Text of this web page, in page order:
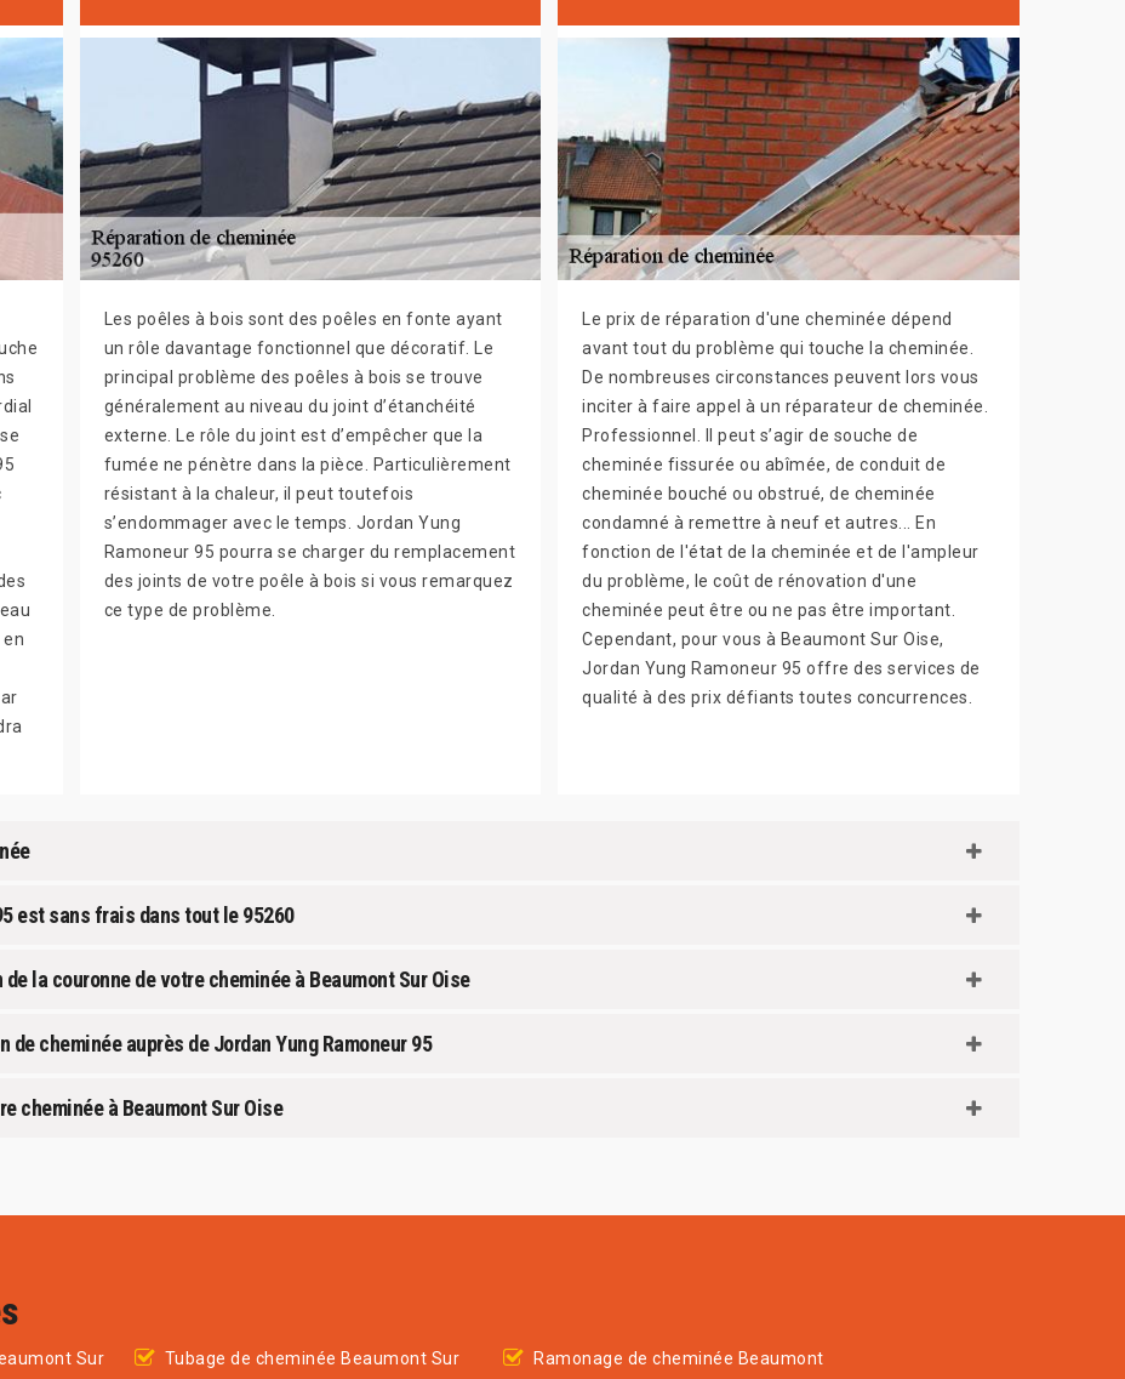
Les poêles à bois sont des poêles en fonte ayant
un rôle davantage fonctionnel que décoratif. Le
principal problème des poêles à bois se trouve
généralement au niveau du joint d’étanchéité
externe. Le rôle du joint est d’empêcher que la
fumée ne pénètre dans la pièce. Particulièrement
résistant à la chaleur, il peut toutefois
s’endommager avec le temps. Jordan Yung
Ramoneur 95 pourra se charger du remplacement
des joints de votre poêle à bois si vous remarquez
ce type de problème.
Le prix de réparation d'une cheminée dépend
avant tout du problème qui touche la cheminée.
De nombreuses circonstances peuvent lors vous
inciter à faire appel à un réparateur de cheminée.
Professionnel. Il peut s’agir de souche de
cheminée fissurée ou abîmée, de conduit de
cheminée bouché ou obstrué, de cheminée
condamné à remettre à neuf et autres... En
fonction de l'état de la cheminée et de l'ampleur
du problème, le coût de rénovation d'une
cheminée peut être ou ne pas être important.
Cependant, pour vous à Beaumont Sur Oise,
Jordan Yung Ramoneur 95 offre des services de
qualité à des prix défiants toutes concurrences.
est sans frais dans tout le 95260
la couronne de votre cheminée à Beaumont Sur Oise
cheminée auprès de Jordan Yung Ramoneur 95
cheminée à Beaumont Sur Oise
Sur
Tubage de cheminée Beaumont Sur
Ramonage de cheminée Beaumont